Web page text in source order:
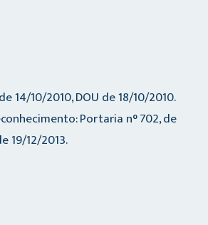
14/10/2010, DOU de 18/10/2010.
Portaria n° 702, de
19/12/2013.